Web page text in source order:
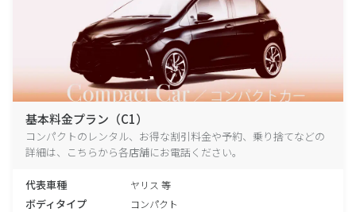
基本料金プラン（C1）
コンパクトのレンタル、お得な割引料金や予約、乗り捨てなどの
詳細は、こちらから各店舗にお電話ください。
代表車種 ヤリス 等
ボディタイプ コンパクト